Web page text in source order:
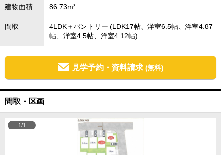
建物面積 86.73m²
間取
4LDK＋パントリー (LDK17帖、洋室6.5帖、洋室4.87
帖、洋室4.5帖、洋室4.12帖)
見学予約・資料請求 (無料)
間取・区画
1/1